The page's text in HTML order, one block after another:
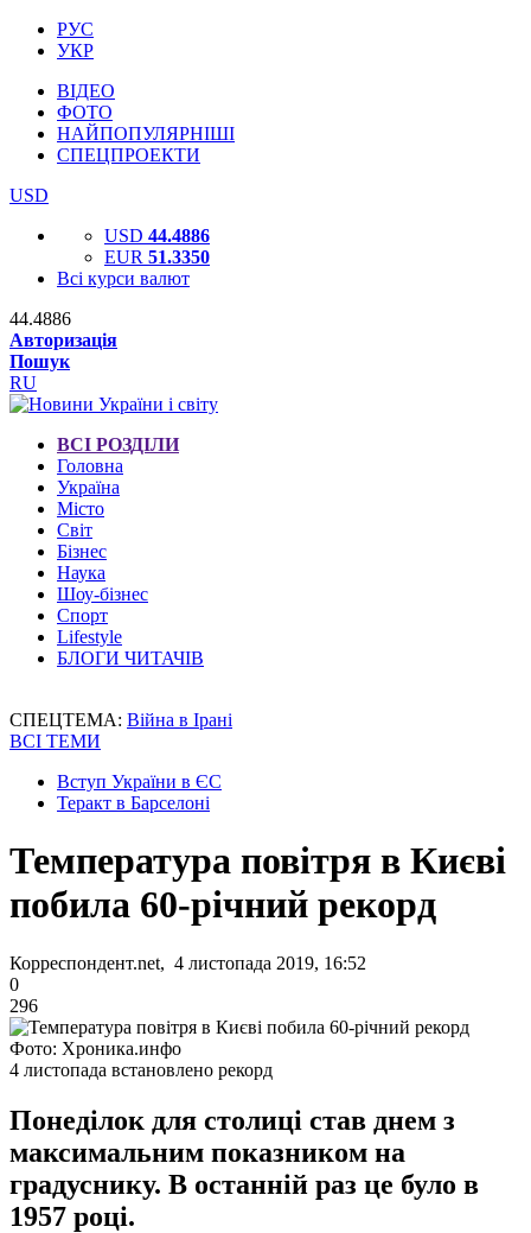
РУС
УКР
ВІДЕО
ФОТО
НАЙПОПУЛЯРНІШІ
СПЕЦПРОЕКТИ
USD
USD 44.4886
EUR 51.3350
Всі курси валют
44.4886
Авторизація
Пошук
RU
ВСІ РОЗДІЛИ
Головна
Україна
Місто
Світ
Бізнес
Наука
Шоу-бізнес
Спорт
Lifestyle
БЛОГИ ЧИТАЧІВ
СПЕЦТЕМА: Війна в Ірані
ВСІ ТЕМИ
Вступ України в ЄС
Теракт в Барселоні
Температура повітря в Києві
побила 60-річний рекорд
Корреспондент.net, 4 листопада 2019, 16:52
0
296
Фото: Хроника.инфо
4 листопада встановлено рекорд
Понеділок для столиці став днем ​​з
максимальним показником на
градуснику. В останній раз це було в
1957 році.